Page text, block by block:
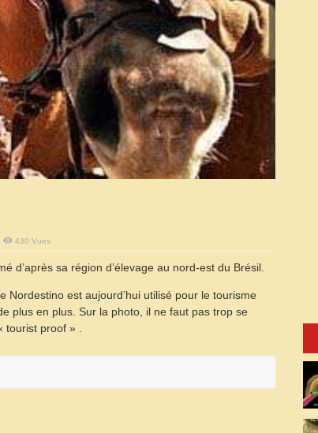
430 Vues
d’après sa région d’élevage au nord-est du Brésil.
Nordestino est aujourd’hui utilisé pour le tourisme
plus en plus. Sur la photo, il ne faut pas trop se
proof » .